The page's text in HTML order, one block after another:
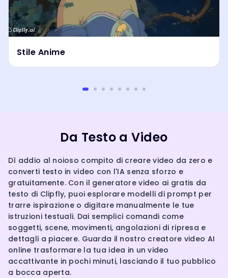
Stile Anime
Da Testo a Video
Dì addio al noioso compito di creare video da zero e
converti testo in video con l'IA senza sforzo e
gratuitamente. Con il generatore video ai gratis da
testo di Clipfly, puoi esplorare modelli di prompt per
trarre ispirazione o digitare manualmente le tue
istruzioni testuali. Dai semplici comandi come
soggetti, scene, movimenti, angolazioni di ripresa e
dettagli a piacere. Guarda il nostro creatore video AI
online trasformare la tua idea in un video
accattivante in pochi minuti, lasciando il tuo pubblico
a bocca aperta.